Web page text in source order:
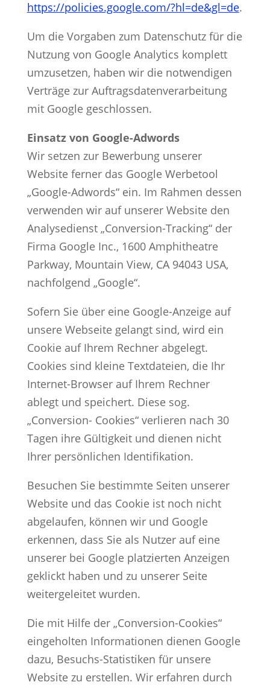
https://policies.google.com/?hl=de&gl=de.
Um die Vorgaben zum Datenschutz für die
Nutzung von Google Analytics komplett
umzusetzen, haben wir die notwendigen
Verträge zur Auftragsdatenverarbeitung
mit Google geschlossen.
Einsatz von Google-Adwords
Wir setzen zur Bewerbung unserer
Website ferner das Google Werbetool
„Google-Adwords“ ein. Im Rahmen dessen
verwenden wir auf unserer Website den
Analysedienst „Conversion-Tracking“ der
Firma Google Inc., 1600 Amphitheatre
Parkway, Mountain View, CA 94043 USA,
nachfolgend „Google“.
Sofern Sie über eine Google-Anzeige auf
unsere Webseite gelangt sind, wird ein
Cookie auf Ihrem Rechner abgelegt.
Cookies sind kleine Textdateien, die Ihr
Internet-Browser auf Ihrem Rechner
ablegt und speichert. Diese sog.
„Conversion- Cookies“ verlieren nach 30
Tagen ihre Gültigkeit und dienen nicht
Ihrer persönlichen Identifikation.
Besuchen Sie bestimmte Seiten unserer
Website und das Cookie ist noch nicht
abgelaufen, können wir und Google
erkennen, dass Sie als Nutzer auf eine
unserer bei Google platzierten Anzeigen
geklickt haben und zu unserer Seite
weitergeleitet wurden.
Die mit Hilfe der „Conversion-Cookies“
eingeholten Informationen dienen Google
dazu, Besuchs-Statistiken für unsere
Website zu erstellen. Wir erfahren durch